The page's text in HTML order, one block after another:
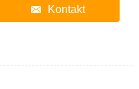
Kontakt